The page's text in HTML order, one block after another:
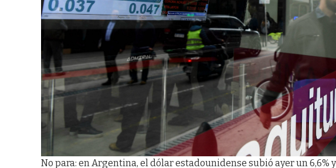
No para: en Argentina, el dólar estadounidense subió ayer un